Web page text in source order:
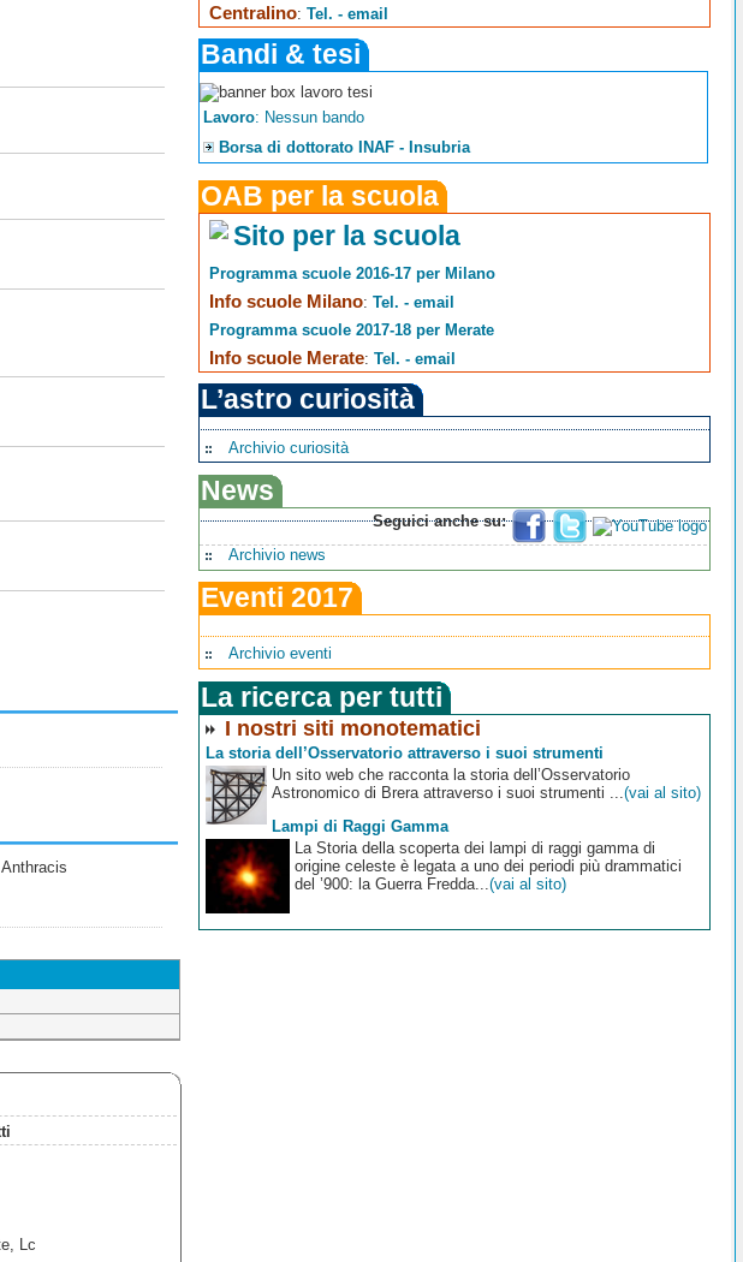
Lc
Centralino:Tel. - email
Bandi & tesi
Lavoro: Nessun bando
Borsa di dottorato INAF - Insubria
OAB per la scuola
Sito per la scuola
Programma scuole 2016-17 per Milano
Info scuole Milano:Tel. - email
Programma scuole 2017-18 per Merate
Info scuole Merate:Tel. - email
L’astro curiosità
Archivio curiosità
News
Seguici anche su:
Archivio news
Eventi 2017
Archivio eventi
La ricerca per tutti
I nostri siti monotematici
La storia dell’Osservatorio attraverso i suoi strumenti
Un sito web che racconta la storia dell’Osservatorio
Astronomico di Brera attraverso i suoi strumenti ...(vai al sito)
Lampi di Raggi Gamma
La Storia della scoperta dei lampi di raggi gamma di
origine celeste è legata a uno dei periodi più drammatici
del ’900: la Guerra Fredda... (vai al sito)